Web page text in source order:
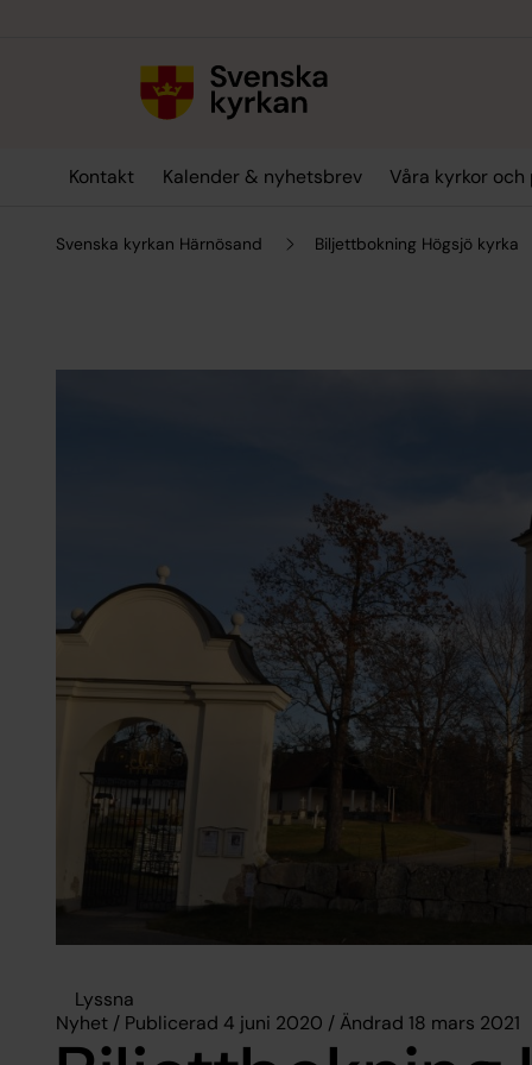
Kontakt Kalender & nyhetsbrev Våra kyrkor
Svenska kyrkan Härnösand Biljettbokning Högsjö kyrka
Lyssna
Nyhet / Publicerad 4 juni 2020 / Ändrad 18 mars 2021